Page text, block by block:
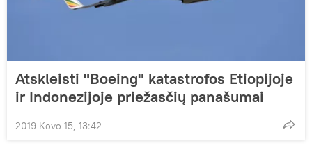
Atskleisti "Boeing" katastrofos Etiopijoje
ir Indonezijoje priežasčių panašumai
2019 Kovo 15, 13:42